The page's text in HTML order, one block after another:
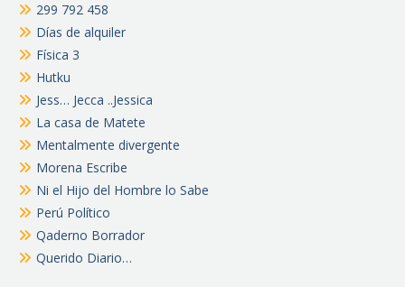
299 792 458
Días de alquiler
Física 3
Hutku
Jess… Jecca ..Jessica
La casa de Matete
Mentalmente divergente
Morena Escribe
Ni el Hijo del Hombre lo Sabe
Perú Político
Qaderno Borrador
Querido Diario…